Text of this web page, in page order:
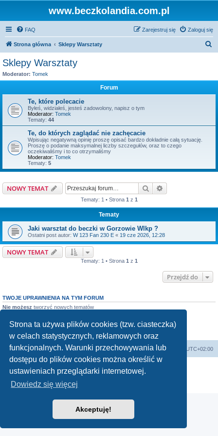
Strona ta używa plików cookies (tzw. ciasteczka)
w celach statystycznych, reklamowych oraz
funkcjonalnych. Warunki przechowywania lub
dostępu do plików cookies można określić w
ustawieniach przeglądarki internetowej.
Dowiedz się więcej
Akceptuję!
www.beczkolandia.com.pl
FAQ Zaloguj się
Zarejestruj się
Strona główna Sklepy Warsztaty
Sklepy Warsztaty
Moderator: Tomek
Forum
Te, które polecacie
Byłeś, widziałeś, jesteś zadowolony, napisz o tym
Moderator: Tomek
Tematy: 44
Te, do których zaglądać nie zachęcacie
Wpisując negatywną opinię proszę opisać bardzo dokładnie całą sytuację.
Proszę o podanie maksymalnej liczby szczegułów, oraz to czego
oczekiwaliśmy i to co otrzymaliśmy
Moderator: Tomek
Tematy: 5
NOWY TEMAT Szukaj
Tematy: 1 • Strona 1 z 1
Tematy
Jaki warsztat do beczki w Gorzowie Wlkp ?
Ostatni post autor: W 123 Fan 230 E « 19 cze 2026, 12:28
NOWY TEMAT
Tematy: 1 • Strona 1 z 1
Przejdź do
TWOJE UPRAWNIENIA NA TYM FORUM
Nie możesz tworzyć nowych tematów
Nie możesz
zmieniać swoich postów
Nie możesz usuwać swoich postów
Nie możeszdodawać załączników
Strona główna Strefa czasowa UTC+02:00
Polski pakiet językowy dostarczaphpBB.pl
Zasady ochrony danych osobowych